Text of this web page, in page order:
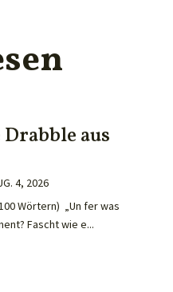
aus
4, 2026
Wörtern) „Un fer was
Fascht wie e...